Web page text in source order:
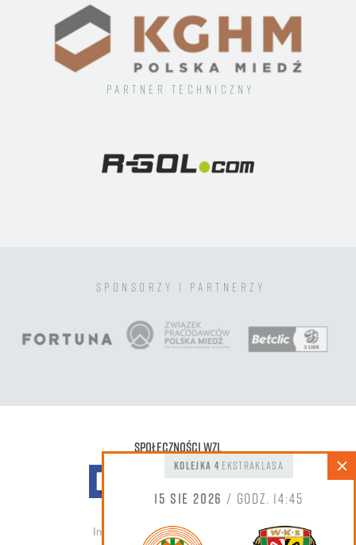
Partner techniczny
sponsorzy i partnerzy
Społeczności WZL
Informacja do zdjęć oraz nagrań wideo
kolejka 4 Ekstraklasa
15 sie 2026/ godz. 14:45